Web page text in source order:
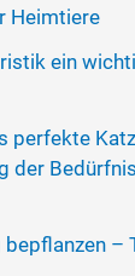
Heimtiere
ein
perfekte
der
–